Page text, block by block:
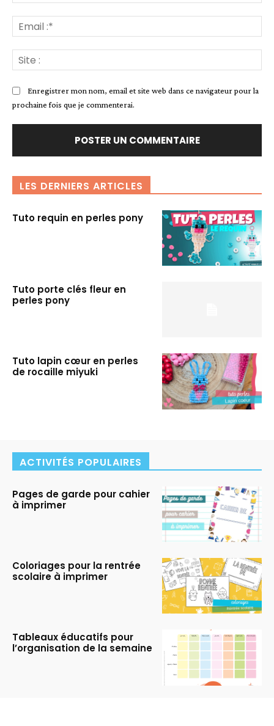
:*
:
Enregistrer mon nom, email et site web dans ce navigateur pour la
prochaine fois que je commenterai.
LES DERNIERS ARTICLES
Tuto requin en perles pony
Tuto porte clés fleur en
perles pony
Tuto lapin cœur en perles
de rocaille miyuki
ACTIVITÉS POPULAIRES
Pages de garde pour cahier
à imprimer
Coloriages pour la rentrée
scolaire à imprimer
Tableaux éducatifs pour
l’organisation de la semaine